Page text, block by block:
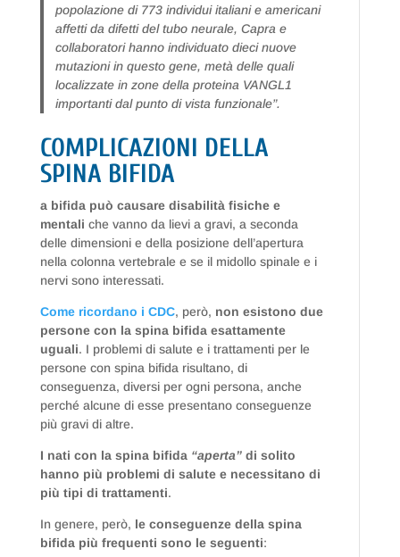
popolazione di 773 individui italiani e americani
affetti da difetti del tubo neurale, Capra e
collaboratori hanno individuato dieci nuove
mutazioni in questo gene, metà delle quali
localizzate in zone della proteina VANGL1
importanti dal punto di vista funzionale”.
COMPLICAZIONI DELLA
SPINA BIFIDA
a bifida può causare disabilità fisiche e
mentali che vanno da lievi a gravi, a seconda
delle dimensioni e della posizione dell’apertura
nella colonna vertebrale e se il midollo spinale e i
nervi sono interessati.
Come ricordano i CDC, però, non esistono due
persone con la spina bifida esattamente
uguali. I problemi di salute e i trattamenti per le
persone con spina bifida risultano, di
conseguenza, diversi per ogni persona, anche
perché alcune di esse presentano conseguenze
più gravi di altre.
I nati con la spina bifida “aperta”di solito
hanno più problemi di salute e necessitano di
più tipi di trattamenti.
In genere, però, le conseguenze della spina
bifida più frequenti sono le seguenti: